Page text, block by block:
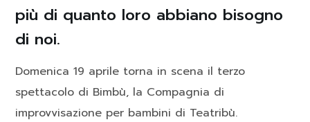
più di quanto loro abbiano bisogno
di noi.
Domenica 19 aprile torna in scena il terzo
spettacolo di Bimbù, la Compagnia di
improvvisazione per bambini di Teatribù.